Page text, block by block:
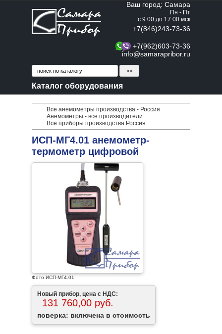
Ваш город: Самара
Пн - Пт
с 9:00 до 17:00 мск
+7(846)243-73-36
+7(962)603-73-36
info@samarapribor.ru
Каталог оборудования
Все анемометры производства - Россия
Анемометры - все производители
Все приборы производства Россия
ИСП-МГ4.01 анемометр-
термометр цифровой
Фото ИСП-МГ4.01
Новый прибор, цена с НДС:
131 760,00 руб.
поверка: включена в стоимость